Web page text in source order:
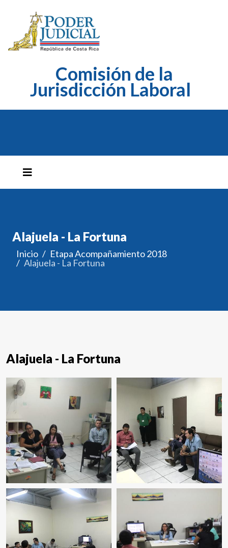
Comisión de la
Jurisdicción Laboral
Alajuela - La Fortuna
Inicio
Etapa Acompañamiento 2018
Alajuela - La Fortuna
Alajuela - La Fortuna